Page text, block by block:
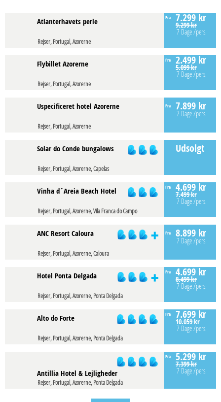
Fra 7.299 kr
9.299 kr
7 Dage/pers.
Atlanterhavets perle
Rejser, Portugal, Azorerne
Fra 2.499 kr
5.099 kr
7 Dage/pers.
Flybillet Azorerne
Rejser, Portugal, Azorerne
Fra 7.899 kr
7 Dage/pers.
Uspecificeret hotel Azorerne
Rejser, Portugal, Azorerne
Udsolgt
Solar do Conde bungalows
Rejser, Portugal, Azorerne, Capelas
Fra 4.699 kr
7.499 kr
7 Dage/pers.
Vinha d´Areia Beach Hotel
Rejser, Portugal, Azorerne, Vila Franca do Campo
Fra 8.899 kr
7 Dage/pers.
ANC Resort Caloura
Rejser, Portugal, Azorerne, Caloura
Fra 4.699 kr
8.499 kr
7 Dage/pers.
Hotel Ponta Delgada
Rejser, Portugal, Azorerne, Ponta Delgada
Fra 7.699 kr
10.059 kr
7 Dage/pers.
Alto do Forte
Rejser, Portugal, Azorerne, Ponta Delgada
Fra 5.299 kr
7.399 kr
7 Dage/pers.
Antillia Hotel & Lejligheder
Rejser, Portugal, Azorerne, Ponta Delgada